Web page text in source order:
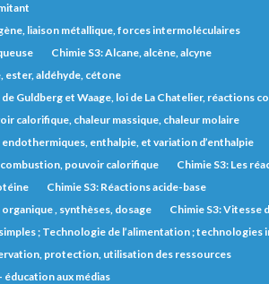
liaison métallique, forces intermoléculaires
Chimie S3: Alcane, alcène, alcyne
ester, aldéhyde, cétone
Guldberg et Waage, loi de La Chatelier, réactions
calorifique, chaleur massique, chaleur molaire
enthalpie, et variation d’enthalpie
pouvoir calorifique
Chimie S3: Les
Chimie S3: Réactions acide-base
, synthèses, dosage
Chimie S3: Vitesse
; Technologie de l’alimentation ; technologies
protection, utilisation des ressources
aux médias